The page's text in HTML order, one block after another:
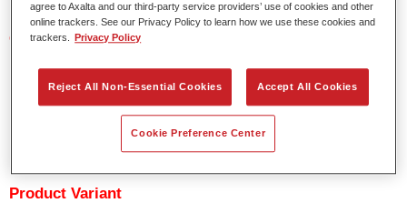
Características del producto
Elevada precisión del color.
Se puede recubrir con barniz HS de la gama Permasolid.
Product Variant
agree to Axalta and our third-party service providers’ use of cookies and other
online trackers. See our Privacy Policy to learn how we use these cookies and
trackers.
Privacy Policy
Reject All Non-Essential Cookies Accept All Cookies
Cookie Preference Center